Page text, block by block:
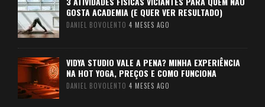
GOSTA ACADEMIA (E QUER VER RESULTADO)
DANIEL BOVOLENTO 4 MESES AGO
VIDYA STUDIO VALE A PENA? MINHA EXPERIÊNCIA
NA HOT YOGA, PREÇOS E COMO FUNCIONA
DANIEL BOVOLENTO 4 MESES AGO